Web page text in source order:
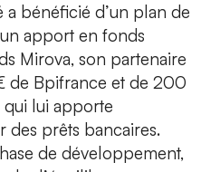
a bénéficié d’un plan de
apport en fonds
Mirova, son partenaire
de Bpifrance et de 200
qui lui apporte
des prêts bancaires.
de développement,